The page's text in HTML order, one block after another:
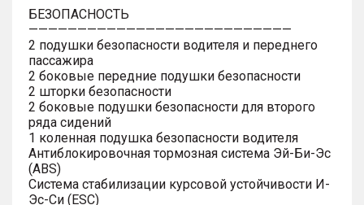
БЕЗОПАСНОСТЬ
———————————————————————————
2 подушки безопасности водителя и переднего
пассажира
2 боковые передние подушки безопасности
2 шторки безопасности
2 боковые подушки безопасности для второго
ряда сидений
1 коленная подушка безопасности водителя
Антиблокировочная тормозная система Эй-Би-Эс
(ABS)
Система стабилизации курсовой устойчивости И-
Эс-Си (ESC)